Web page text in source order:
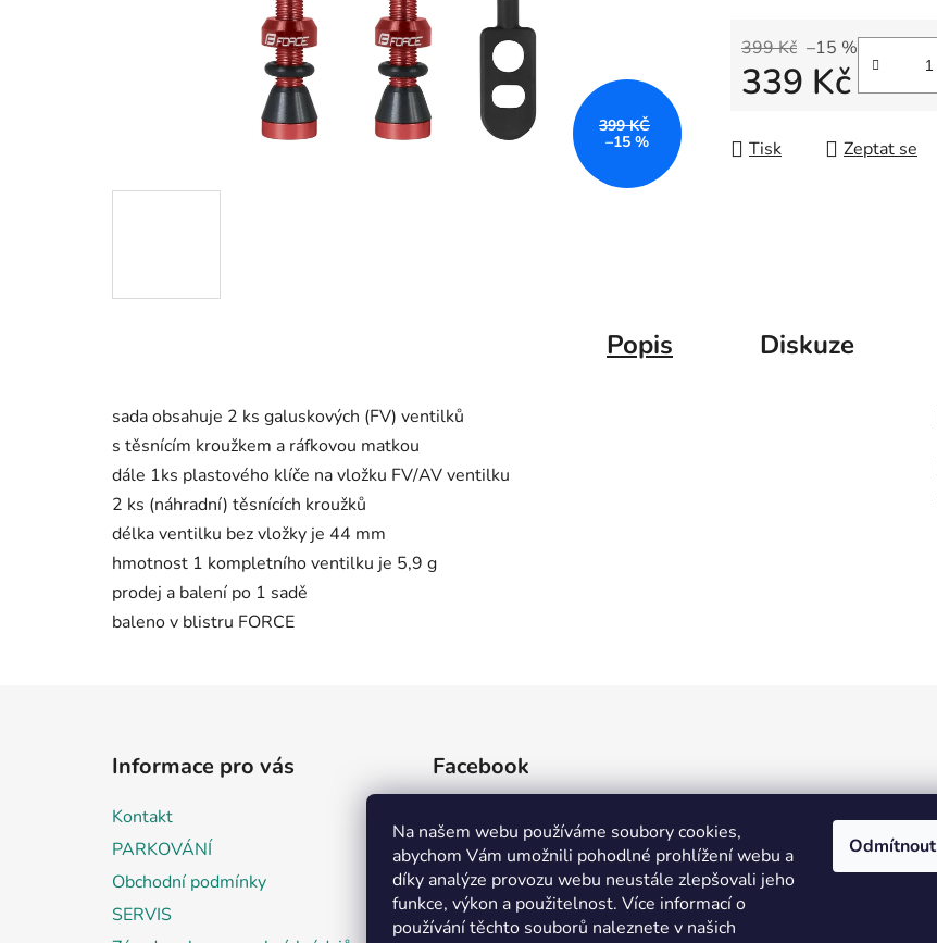
Na našem webu používáme soubory cookies,
abychom Vám umožnili pohodlné prohlížení webu a
díky analýze provozu webu neustále zlepšovali jeho
funkce, výkon a použitelnost. Více informací o
používání těchto souborů naleznete v našich
Odmítnout
399 Kč –15 %
339 Kč
Tisk Zeptat se
399 KČ
–15 %
Popis Diskuze
sada obsahuje 2 ks galuskových (FV) ventilků
s těsnícím kroužkem a ráfkovou matkou
dále 1ks plastového klíče na vložku FV/AV ventilku
2 ks (náhradní) těsnících kroužků
délka ventilku bez vložky je 44 mm
hmotnost 1 kompletního ventilku je 5,9 g
prodej a balení po 1 sadě
baleno v blistru FORCE
Informace pro vás
Kontakt
PARKOVÁNÍ
Obchodní podmínky
SERVIS
Facebook